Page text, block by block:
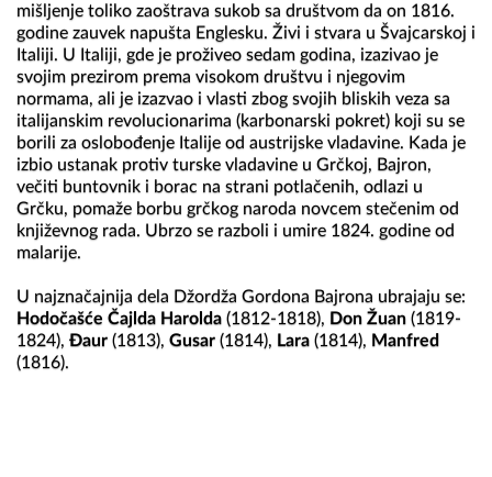
mišljenje toliko zaoštrava sukob sa društvom da on 1816.
godine zauvek napušta Englesku. Živi i stvara u Švajcarskoj i
Italiji. U Italiji, gde je proživeo sedam godina, izazivao je
svojim prezirom prema visokom društvu i njegovim
normama, ali je izazvao i vlasti zbog svojih bliskih veza sa
italijanskim revolucionarima (karbonarski pokret) koji su se
borili za oslobođenje Italije od austrijske vladavine. Kada je
izbio ustanak protiv turske vladavine u Grčkoj, Bajron,
večiti buntovnik i borac na strani potlačenih, odlazi u
Grčku, pomaže borbu grčkog naroda novcem stečenim od
književnog rada. Ubrzo se razboli i umire 1824. godine od
malarije.
Hodočašće Čajlda Harolda (1812-1818), Don Žuan (1819-
1824), Đaur (1813), Gusar (1814), Lara (1814), Manfred
(1816).